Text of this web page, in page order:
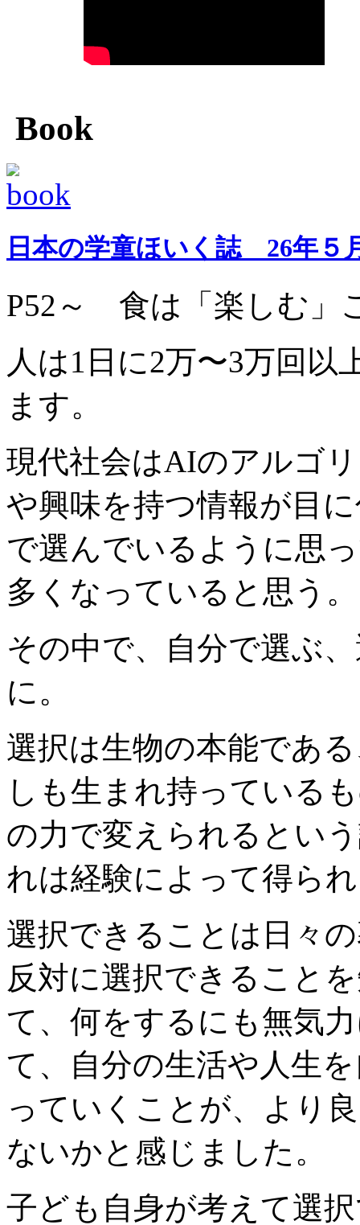
Book
日本の学童ほいく誌 26年５
P52 ～ 食は「楽しむ」
人は1 日に2万〜3万回以
ます。
現代社会はAIのアルゴ
や興味を持つ情報が目
で選んでいるように思
多くなっていると思う。
その中で、自分で選ぶ
に。
選択は生物の本能であ
しも生まれ持っている
の力で変えられるとい
れは経験によって得ら
選択できることは日々
反対に選択できること
て、何をするにも無気
て、自分の生活や人生
っていくことが、より
ないかと感じました。
子ども自身が考えて選